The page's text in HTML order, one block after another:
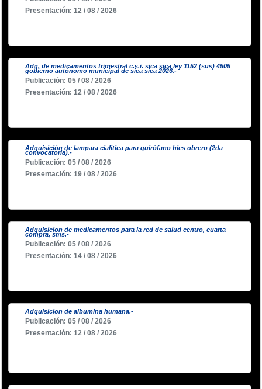
Presentación: 12 / 08 / 2026
Adq. de medicamentos trimestral c.s.i. sica sica ley 1152 (sus) 4505
gobierno autónomo municipal de sica sica 2026.-
Publicación: 05 / 08 / 2026
Presentación: 12 / 08 / 2026
Adquisición de lampara cialitica para quirófano hies obrero (2da
convocatoria).-
Publicación: 05 / 08 / 2026
Presentación: 19 / 08 / 2026
Adquisicion de medicamentos para la red de salud centro, cuarta
compra, sms.-
Publicación: 05 / 08 / 2026
Presentación: 14 / 08 / 2026
Adquisicion de albumina humana.-
Publicación: 05 / 08 / 2026
Presentación: 12 / 08 / 2026